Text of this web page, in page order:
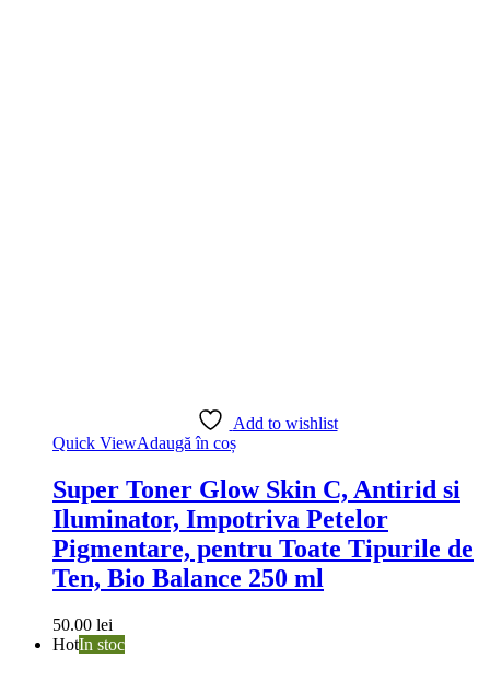
Add to wishlist
Quick ViewAdaugă în coș
Super Toner Glow Skin C, Antirid si
Iluminator, Impotriva Petelor
Pigmentare, pentru Toate Tipurile de
Ten, Bio Balance 250 ml
50.00 lei
HotIn stoc